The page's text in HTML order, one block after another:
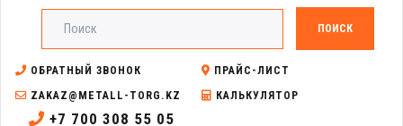
ПОИСК
ОБРАТНЫЙ ЗВОНОК
ПРАЙС-ЛИСТ
ZAKAZ@METALL-TORG.KZ
КАЛЬКУЛЯТОР
+7 700 308 55 05